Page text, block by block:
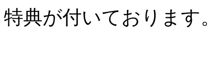
特典が付いております。